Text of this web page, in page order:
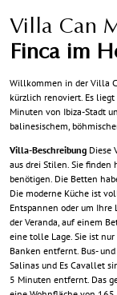
Villa Can
Finca im
Willkommen in der Villa
kürzlich renoviert. Es liegt
Minuten von Ibiza-Stadt
balinesischem,
Villa-Beschreibung Diese
aus drei Stilen. Sie
benötigen. Die Betten
Die moderne Küche ist
Entspannen oder um Ihre
der Veranda, auf einem
eine tolle Lage. Sie ist
Banken entfernt. Bus-
Salinas und Es Cavallet
5 Minuten entfernt. Das